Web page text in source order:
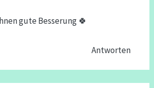
gute Besserung 🍀
Antworten